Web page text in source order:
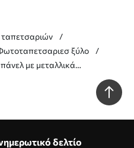
ξύλο
με μεταλλικά
δελτίο